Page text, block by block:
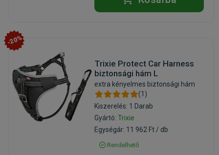
-20%
Trixie Protect Car Harness
biztonsági hám L
extra kényelmes biztonsági hám
(1)
Kiszerelés: 1 Darab
Gyártó: Trixie
Egységár: 11 962 Ft / db
Rendelhető